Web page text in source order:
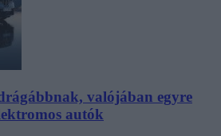
valójában egyre
autók